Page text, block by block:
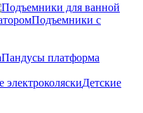
Подъемники с
Пандусы платформа
Детские